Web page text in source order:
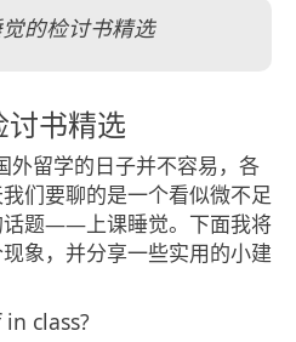
的检讨书精选
书精选
外留学的日子并不容易，各
们要聊的是一个看似微不足
话题——上课睡觉。下面我将
象，并分享一些实用的小建
class?